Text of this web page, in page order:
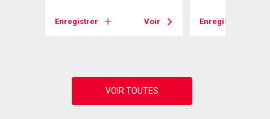
Enregistrer Voir Enregistrer